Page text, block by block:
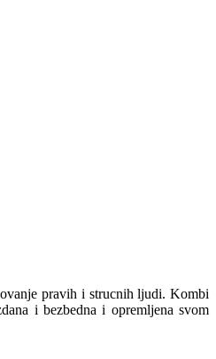
pravih i strucnih ljudi. Kombi
i bezbedna i opremljena svom